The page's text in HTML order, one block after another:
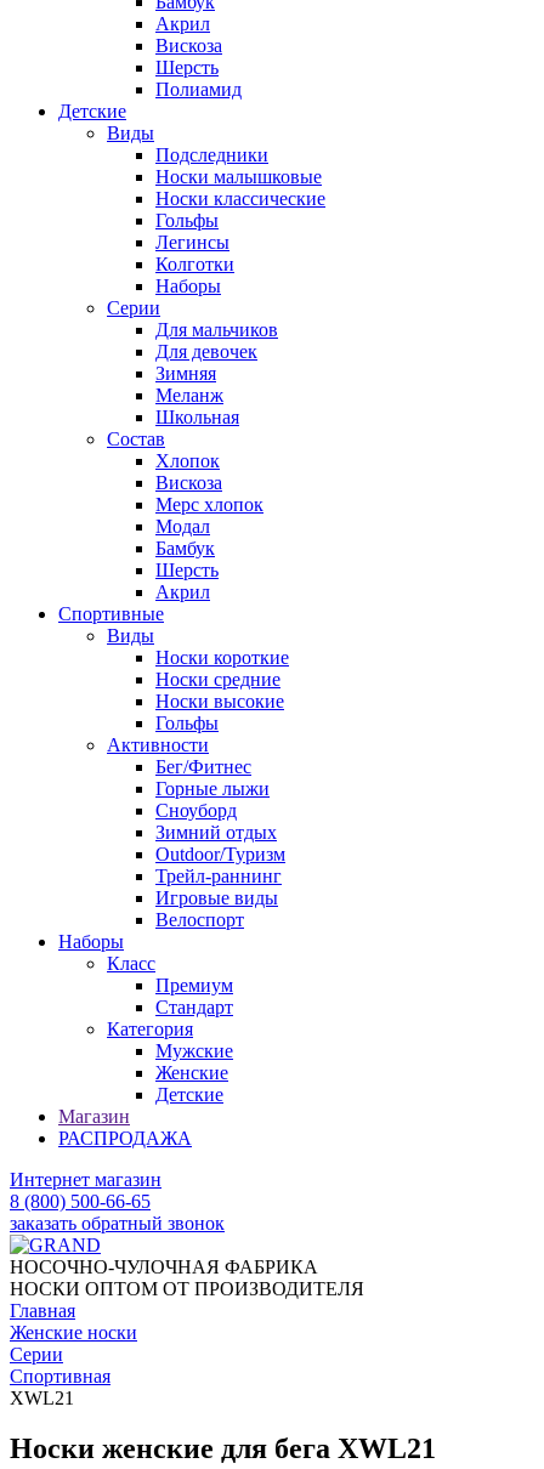
Акрил
Вискоза
Шерсть
Полиамид
Детские
Виды
Подследники
Носки малышковые
Носки классические
Гольфы
Легинсы
Колготки
Наборы
Серии
Для мальчиков
Для девочек
Зимняя
Меланж
Школьная
Состав
Хлопок
Вискоза
Мерс хлопок
Модал
Бамбук
Шерсть
Акрил
Спортивные
Виды
Носки короткие
Носки средние
Носки высокие
Гольфы
Активности
Бег/Фитнес
Горные лыжи
Сноуборд
Зимний отдых
Outdoor/Туризм
Трейл-раннинг
Игровые виды
Велоспорт
Наборы
Класс
Премиум
Стандарт
Категория
Мужские
Женские
Детские
Магазин
РАСПРОДАЖА
Интернет магазин
8 (800) 500-66-65
заказать обратный звонок
НОСОЧНО-ЧУЛОЧНАЯ ФАБРИКА
НОСКИ ОПТОМ ОТ ПРОИЗВОДИТЕЛЯ
Главная
Женские носки
Серии
Спортивная
XWL21
Носки женские для бега XWL21